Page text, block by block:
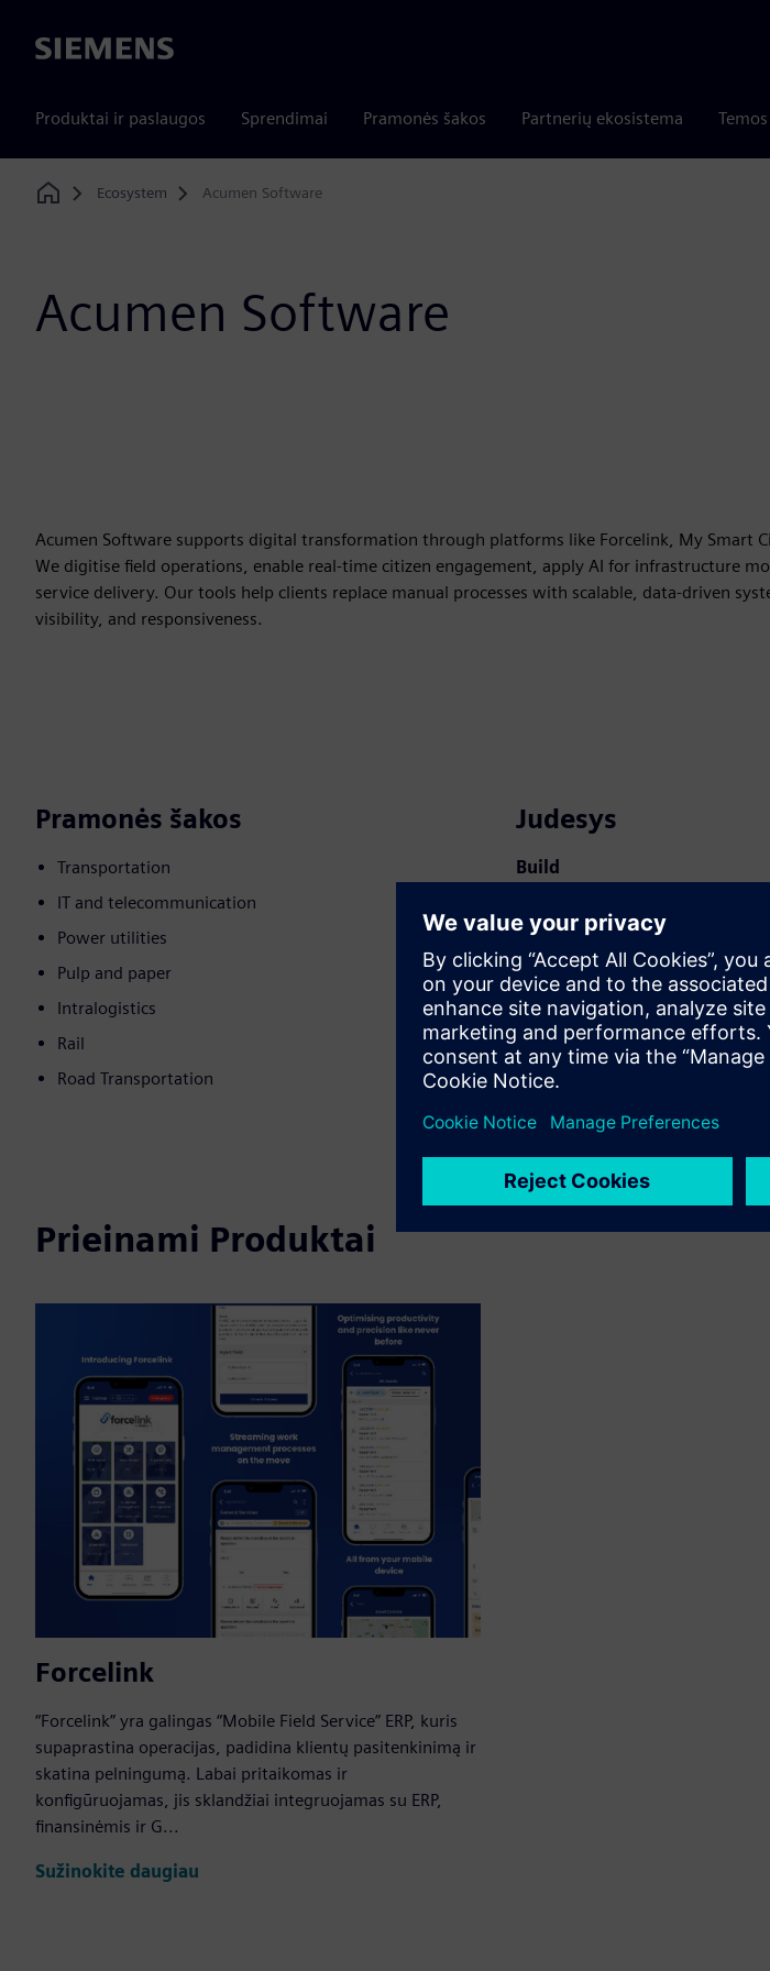
Siemens
Produktai ir paslaugos Sprendimai Pramonės šakos Partnerių ekosistema
Home
Ecosystem Acumen Software
Acumen Software
Acumen Software supports digital transformation through platforms like Forcelink, My Smart
We digitise field operations, enable real-time citizen engagement, apply AI for infrastructure
service delivery. Our tools help clients replace manual processes with scalable, data-driven
visibility, and responsiveness.
Pramonės šakos
Transportation
IT and telecommunication
Power utilities
Pulp and paper
Intralogistics
Rail
Road Transportation
Judesys
Build
sprendimą, sukuriant naują
sprendimą klientui,
Xcelerator produktu ir savo
Prieinami Produktai
Forcelink
“Forcelink” yra galingas “Mobile Field Service” ERP, kuris
supaprastina operacijas, padidina klientų pasitenkinimą ir
skatina pelningumą. Labai pritaikomas ir
konfigūruojamas, jis sklandžiai integruojamas su ERP,
finansinėmis ir G...
Sužinokite daugiau